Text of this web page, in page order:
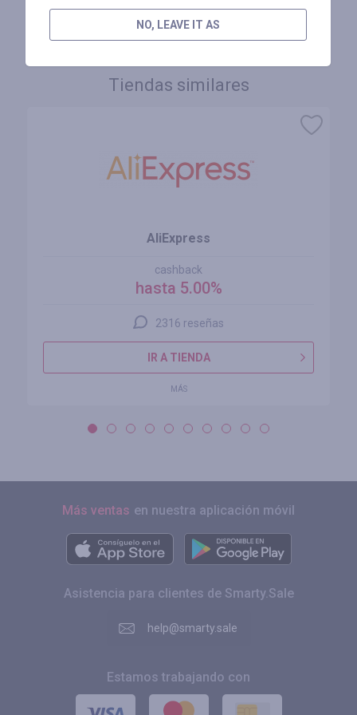
INICIE SESIÓN PARA DEJAR UNA RESEÑA
Tiendas similares
AliExpress
cashback
hasta 5.00%
2316 reseñas
IR A TIENDA
MÁS
Más ventas en nuestra aplicación móvil
Asistencia para clientes de Smarty.Sale
help@smarty.sale
Estamos trabajando con
NO, LEAVE IT AS